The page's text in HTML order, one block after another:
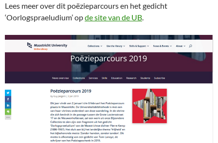
Lees meer over dit poëzieparcours en het gedicht
‘Oorlogspraeludium’ opde site van de UB